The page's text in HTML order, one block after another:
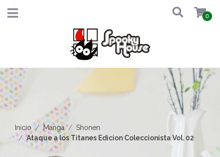
0
Inicio Manga
Shonen
Ataque a los Titanes Edicion Coleccionista Vol. 02